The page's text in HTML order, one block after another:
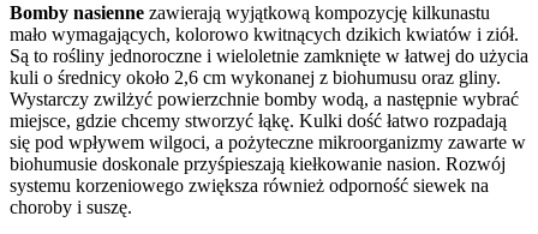
Bomby nasienne zawierają wyjątkową kompozycję kilkunastu
mało wymagających, kolorowo kwitnących dzikich kwiatów i ziół.
Są to rośliny jednoroczne i wieloletnie zamknięte w łatwej do użycia
kuli o średnicy około 2,6 cm wykonanej z biohumusu oraz gliny.
Wystarczy zwilżyć powierzchnie bomby wodą, a następnie wybrać
miejsce, gdzie chcemy stworzyć łąkę. Kulki dość łatwo rozpadają
się pod wpływem wilgoci, a pożyteczne mikroorganizmy zawarte w
biohumusie doskonale przyśpieszają kiełkowanie nasion. Rozwój
systemu korzeniowego zwiększa również odporność siewek na
choroby i suszę.